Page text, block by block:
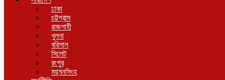
ঢাকা
চট্টগ্রাম
রাজশাহী
খুলনা
বরিশাল
সিলেট
রংপুর
ময়মনসিংহ